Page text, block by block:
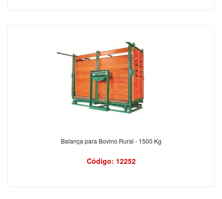
Balança para Bovino Rural - 1500 Kg
Código: 12252